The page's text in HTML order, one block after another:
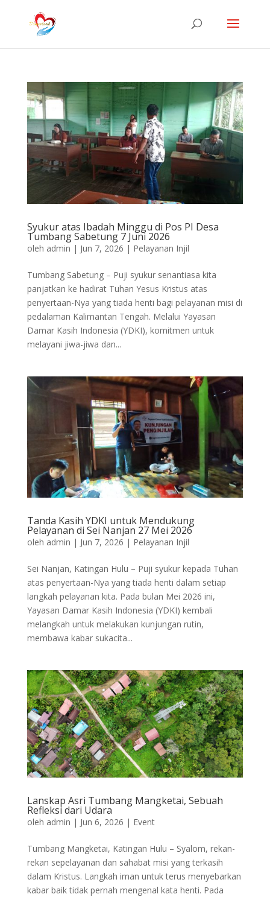
Syukur atas Ibadah Minggu di Pos PI Desa
Tumbang Sabetung 7 Juni 2026
oleh admin | Jun 7, 2026 | Pelayanan Injil
Tumbang Sabetung – Puji syukur senantiasa kita
panjatkan ke hadirat Tuhan Yesus Kristus atas
penyertaan-Nya yang tiada henti bagi pelayanan misi di
pedalaman Kalimantan Tengah. Melalui Yayasan
Damar Kasih Indonesia (YDKI), komitmen untuk
melayani jiwa-jiwa dan...
Tanda Kasih YDKI untuk Mendukung
Pelayanan di Sei Nanjan 27 Mei 2026
oleh admin | Jun 7, 2026 | Pelayanan Injil
Sei Nanjan, Katingan Hulu – Puji syukur kepada Tuhan
atas penyertaan-Nya yang tiada henti dalam setiap
langkah pelayanan kita. Pada bulan Mei 2026 ini,
Yayasan Damar Kasih Indonesia (YDKI) kembali
melangkah untuk melakukan kunjungan rutin,
membawa kabar sukacita...
Lanskap Asri Tumbang Mangketai, Sebuah
Refleksi dari Udara
oleh admin | Jun 6, 2026 | Event
Tumbang Mangketai, Katingan Hulu – Syalom, rekan-
rekan sepelayanan dan sahabat misi yang terkasih
dalam Kristus. Langkah iman untuk terus menyebarkan
kabar baik tidak pernah mengenal kata henti. Pada